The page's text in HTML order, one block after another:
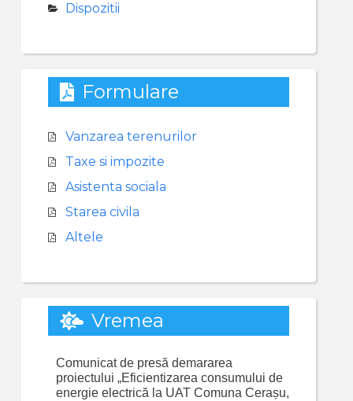
Dispozitii
Formulare
Vanzarea terenurilor
Taxe si impozite
Asistenta sociala
Starea civila
Altele
Vremea
Comunicat de presă demararea
proiectului „Eficientizarea consumului de
energie electrică la UAT Comuna Cerașu,